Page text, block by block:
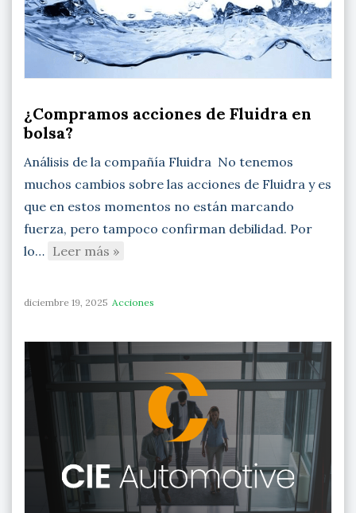
¿Compramos acciones de Fluidra en
bolsa?
Análisis de la compañía Fluidra No tenemos
muchos cambios sobre las acciones de Fluidra y es
que en estos momentos no están marcando
fuerza, pero tampoco confirman debilidad. Por
lo… Leer más »
diciembre 19, 2025 Acciones